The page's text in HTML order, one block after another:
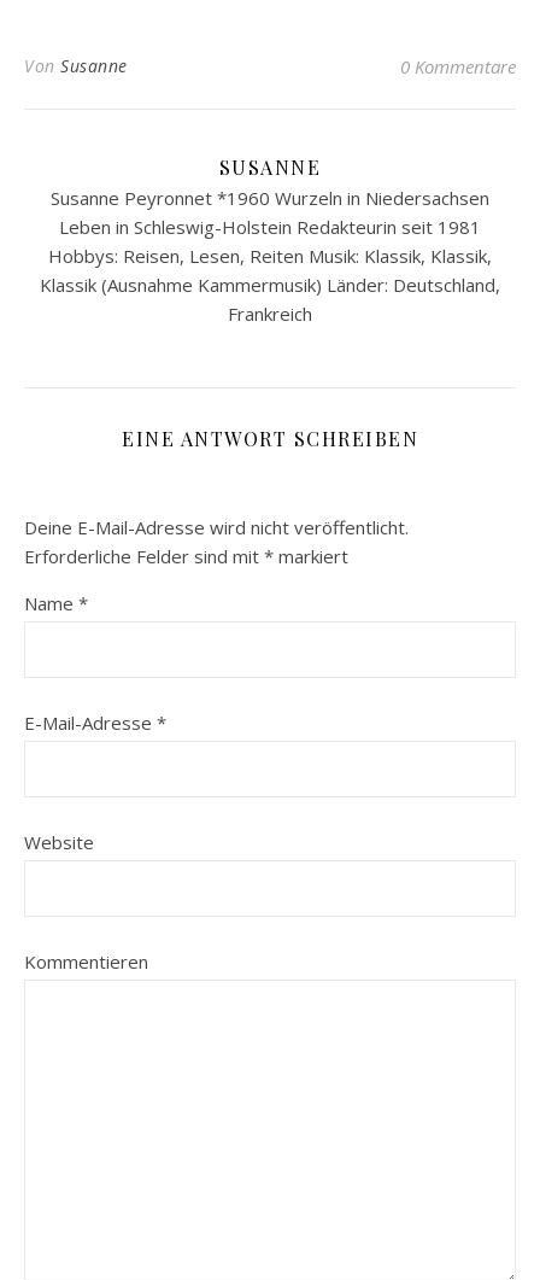
Von Susanne 0 Kommentare
SUSANNE
Susanne Peyronnet *1960 Wurzeln in Niedersachsen
Leben in Schleswig-Holstein Redakteurin seit 1981
Hobbys: Reisen, Lesen, Reiten Musik: Klassik, Klassik,
Klassik (Ausnahme Kammermusik) Länder: Deutschland,
Frankreich
EINE ANTWORT SCHREIBEN
Deine E-Mail-Adresse wird nicht veröffentlicht.
Erforderliche Felder sind mit * markiert
Name *
E-Mail-Adresse *
Website
Kommentieren